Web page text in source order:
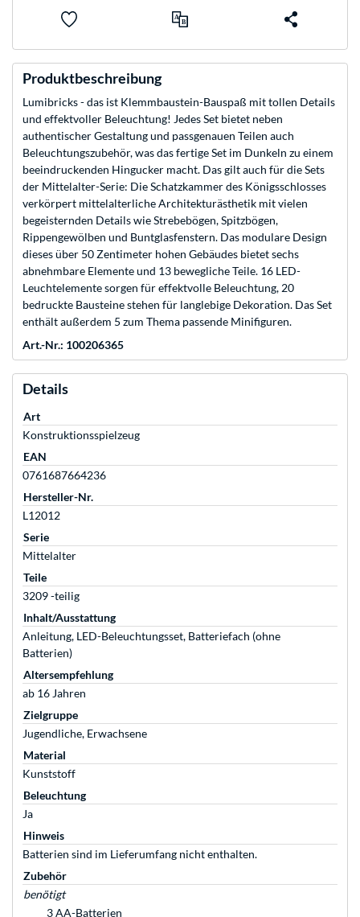
Produktbeschreibung
Lumibricks - das ist Klemmbaustein-Bauspaß mit tollen Details
und effektvoller Beleuchtung! Jedes Set bietet neben
authentischer Gestaltung und passgenauen Teilen auch
Beleuchtungszubehör, was das fertige Set im Dunkeln zu einem
beeindruckenden Hingucker macht. Das gilt auch für die Sets
der Mittelalter-Serie: Die Schatzkammer des Königsschlosses
verkörpert mittelalterliche Architekturästhetik mit vielen
begeisternden Details wie Strebebögen, Spitzbögen,
Rippengewölben und Buntglasfenstern. Das modulare Design
dieses über 50 Zentimeter hohen Gebäudes bietet sechs
abnehmbare Elemente und 13 bewegliche Teile. 16 LED-
Leuchtelemente sorgen für effektvolle Beleuchtung, 20
bedruckte Bausteine stehen für langlebige Dekoration. Das Set
enthält außerdem 5 zum Thema passende Minifiguren.
Art.-Nr.: 100206365
Details
Art
Konstruktionsspielzeug
EAN
0761687664236
Hersteller-Nr.
L12012
Serie
Mittelalter
Teile
3209 -teilig
Inhalt/Ausstattung
Anleitung, LED-Beleuchtungsset, Batteriefach (ohne
Batterien)
Altersempfehlung
ab 16 Jahren
Zielgruppe
Jugendliche, Erwachsene
Material
Kunststoff
Beleuchtung
Ja
Hinweis
Batterien sind im Lieferumfang nicht enthalten.
Zubehör
benötigt
3 AA-Batterien